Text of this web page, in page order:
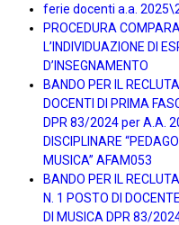
ferie docenti a.a.
PROCEDURA
L’INDIVIDUAZIONE DI
D’INSEGNAMENTO
BANDO PER IL
DOCENTI DI PRIMA
DPR 83/2024 per A.A.
DISCIPLINARE
MUSICA” AFAM053
BANDO PER IL
N. 1 POSTO DI
DI MUSICA DPR 83/